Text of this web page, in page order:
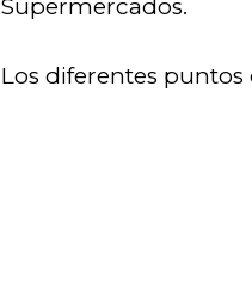
Supermercados.
Los diferentes puntos